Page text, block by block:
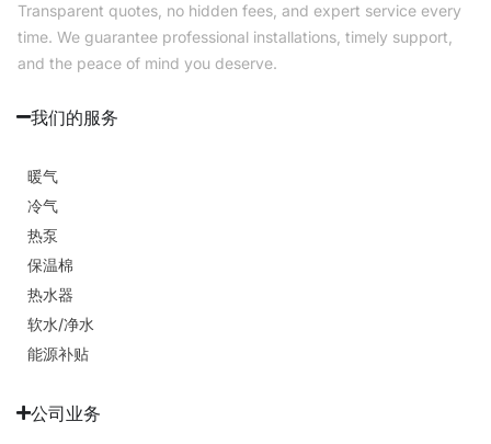
Transparent quotes, no hidden fees, and expert service every
time. We guarantee professional installations, timely support,
and the peace of mind you deserve.
我们的服务
暖气
冷气
热泵
保温棉
热水器
软水/净水
能源补贴
公司业务